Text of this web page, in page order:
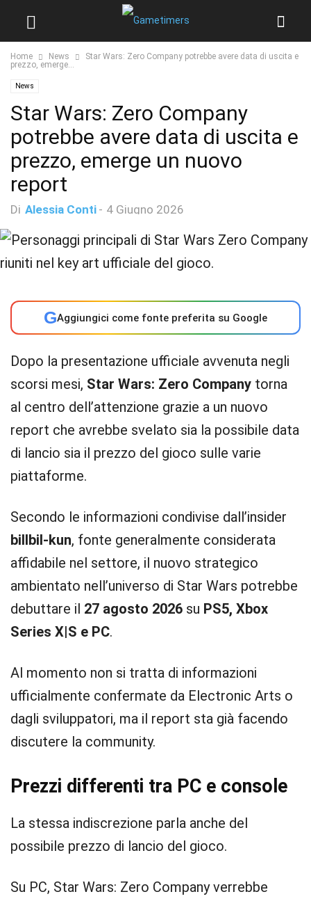
Home News
Star Wars: Zero Company potrebbe avere data di uscita e
prezzo, emerge...
News
Star Wars: Zero Company
potrebbe avere data di uscita e
prezzo, emerge un nuovo
report
Di Alessia Conti - 4 Giugno 2026
GAggiungici come fonte preferita su Google
Dopo la presentazione ufficiale avvenuta negli
scorsi mesi, Star Wars: Zero Company torna
al centro dell’attenzione grazie a un nuovo
report che avrebbe svelato sia la possibile data
di lancio sia il prezzo del gioco sulle varie
piattaforme.
Secondo le informazioni condivise dall’insider
billbil-kun, fonte generalmente considerata
affidabile nel settore, il nuovo strategico
ambientato nell’universo di Star Wars potrebbe
debuttare il 27 agosto 2026 su PS5, Xbox
Series X|S e PC.
Al momento non si tratta di informazioni
ufficialmente confermate da Electronic Arts o
dagli sviluppatori, ma il report sta già facendo
discutere la community.
Prezzi differenti tra PC e console
La stessa indiscrezione parla anche del
possibile prezzo di lancio del gioco.
Su PC, Star Wars: Zero Company verrebbe